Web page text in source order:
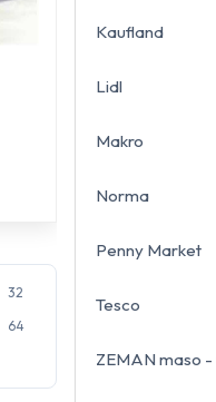
32
64
Kaufland
Lidl
Makro
Norma
Penny Market
Tesco
ZEMAN maso -